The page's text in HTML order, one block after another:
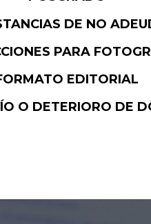
DE NO
PARA
EDITORIAL
O DETERIORO DE